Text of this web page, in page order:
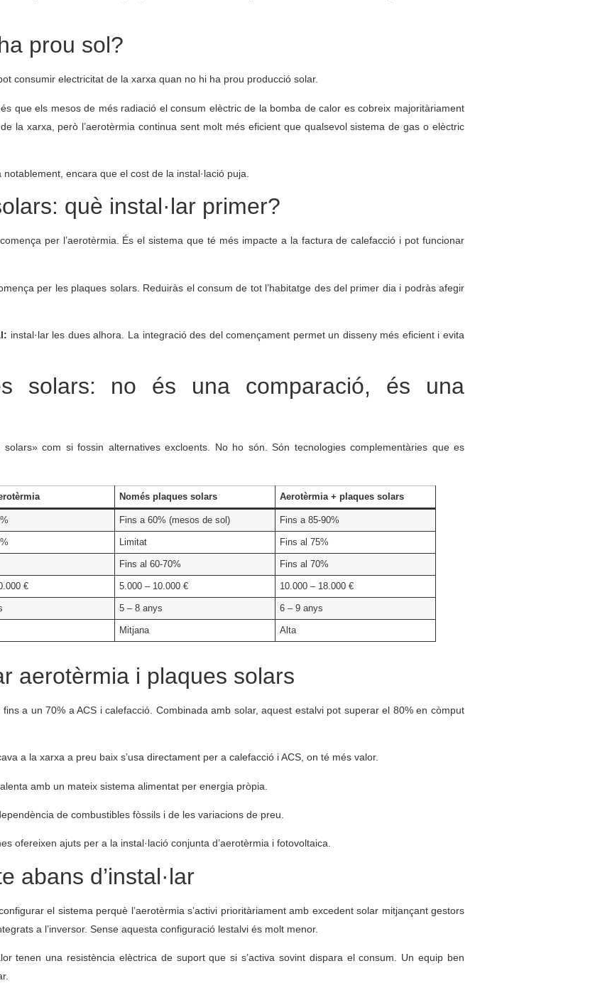
prou sol?
consumir electricitat de la xarxa quan no hi ha prou producció solar.
que els mesos de més radiació el consum elèctric de la bomba de calor es cobreix majoritàriament
la xarxa, però l’aerotèrmia continua sent molt més eficient que qualsevol sistema de gas o elèctric
encara que el cost de la instal·lació puja.
què instal·lar primer?
comença per l’aerotèrmia. És el sistema que té més impacte a la factura de calefacció i pot funcionar
per les plaques solars. Reduiràs el consum de tot l’habitatge des del primer dia i podràs afegir
instal·lar les dues alhora. La integració des del començament permet un disseny més eficient i evita
solars: no és una comparació, és una
com si fossin alternatives excloents. No ho són. Són tecnologies complementàries que es
Només plaques solars Aerotèrmia + plaques solars
Fins a 60% (mesos de sol) Fins a 85-90%
Limitat Fins al 75%
Fins al 60-70% Fins al 70%
€ 5.000 – 10.000 € 10.000 – 18.000 €
5 – 8 anys 6 – 9 anys
Mitjana Alta
aerotèrmia i plaques solars
fins a un 70% a ACS i calefacció. Combinada amb solar, aquest estalvi pot superar el 80% en còmput
a la xarxa a preu baix s’usa directament per a calefacció i ACS, on té més valor.
amb un mateix sistema alimentat per energia pròpia.
de combustibles fòssils i de les variacions de preu.
ofereixen ajuts per a la instal·lació conjunta d’aerotèrmia i fotovoltaica.
abans d’instal·lar
el sistema perquè l’aerotèrmia s’activi prioritàriament amb excedent solar mitjançant gestors
a l’inversor. Sense aquesta configuració lestalvi és molt menor.
tenen una resistència elèctrica de suport que si s’activa sovint dispara el consum. Un equip ben